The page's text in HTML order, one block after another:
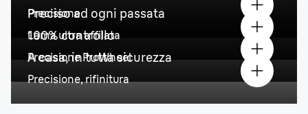
Precisione
Preciso ad ogni passata
Lama ultra affilata
100% controllo
Precisione ProWheel
A casa, in tutta sicurezza
Precisione, rifinitura